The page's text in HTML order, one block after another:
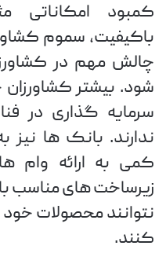
کمبود امکاناتی
باکیفیت، سموم
چالش مهم در
شود. بیشتر کشاورزان
سرمایه گذاری در
ندارند. بانک ها نیز
کمی به ارائه وام
زیرساخت های مناسب
نتوانند محصولات خود
کنند.